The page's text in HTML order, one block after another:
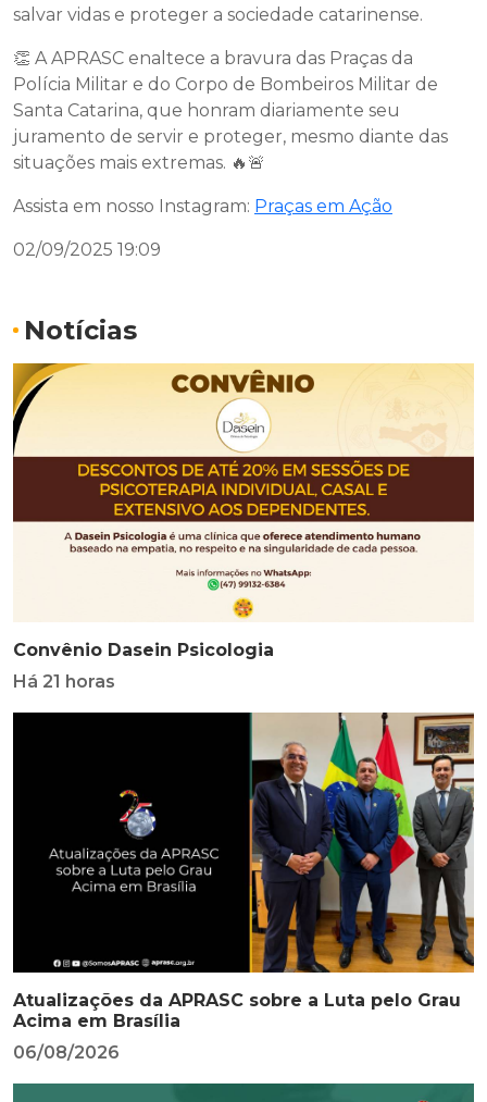
salvar vidas e proteger a sociedade catarinense.
👏 A APRASC enaltece a bravura das Praças da
Polícia Militar e do Corpo de Bombeiros Militar de
Santa Catarina, que honram diariamente seu
juramento de servir e proteger, mesmo diante das
situações mais extremas. 🔥🚨
Assista em nosso Instagram: Praças em Ação
02/09/2025 19:09
Notícias
Convênio Dasein Psicologia
Há 21 horas
Atualizações da APRASC sobre a Luta pelo Grau
Acima em Brasília
06/08/2026